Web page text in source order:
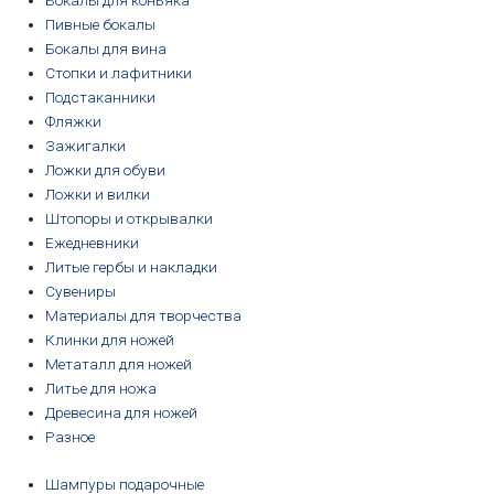
Пивные бокалы
Бокалы для вина
Стопки и лафитники
Подстаканники
Фляжки
Зажигалки
Ложки для обуви
Ложки и вилки
Штопоры и открывалки
Ежедневники
Литые гербы и накладки
Сувениры
Материалы для творчества
Клинки для ножей
Метаталл для ножей
Литье для ножа
Древесина для ножей
Разное
Шампуры подарочные